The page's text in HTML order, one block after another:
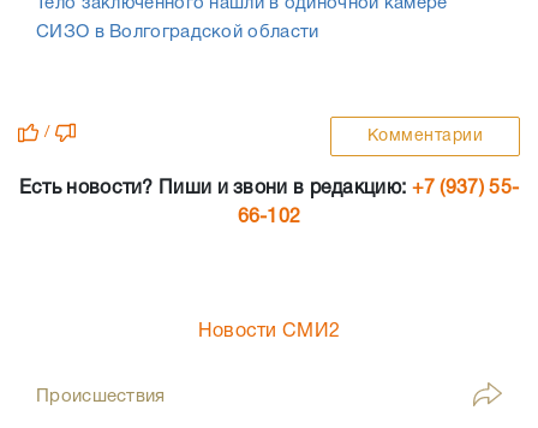
Тело заключенного нашли в одиночной камере
СИЗО в Волгоградской области
/ Комментарии
Есть новости? Пиши и звони в редакцию: +7 (937) 55-
66-102
Новости СМИ2
Происшествия